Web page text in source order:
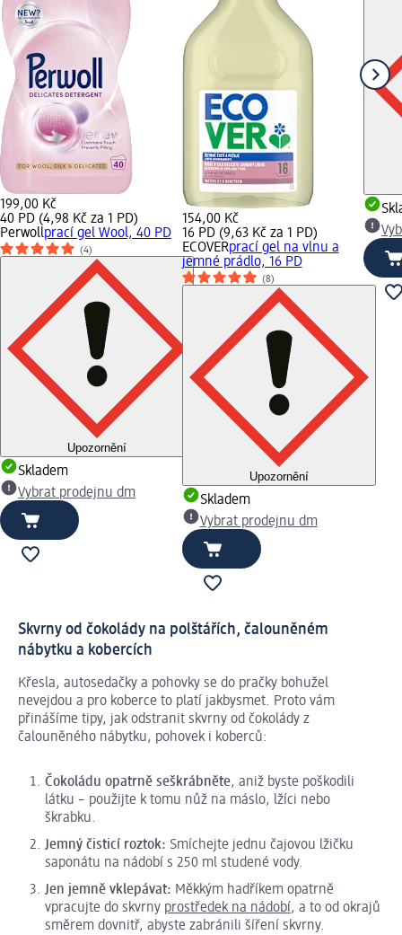
199,00 Kč
40 PD (4,98 Kč za 1 PD)
Perwollprací gel Wool, 40 PD
(4)
Upozornění
Skladem
Vybrat prodejnu dm
154,00 Kč
16 PD (9,63 Kč za 1 PD)
ECOVERprací gel na vlnu a
jemné prádlo, 16 PD
(8)
Upozornění
Skladem
Vybrat prodejnu dm
Skvrny od čokolády na polštářích, čalouněném
nábytku a kobercích
Křesla, autosedačky a pohovky se do pračky bohužel
nevejdou a pro koberce to platí jakbysmet. Proto vám
přinášíme tipy, jak odstranit skvrny od čokolády z
čalouněného nábytku, pohovek i koberců:
Čokoládu opatrně seškrábněte, aniž byste poškodili
látku – použijte k tomu nůž na máslo, lžíci nebo
škrabku.
Jemný čisticí roztok: Smíchejte jednu čajovou lžičku
saponátu na nádobí s 250 ml studené vody.
Jen jemně vklepávat: Měkkým hadříkem opatrně
vpracujte do skvrny prostředek na nádobí, a to od okrajů
směrem dovnitř, abyste zabránili šíření skvrny.